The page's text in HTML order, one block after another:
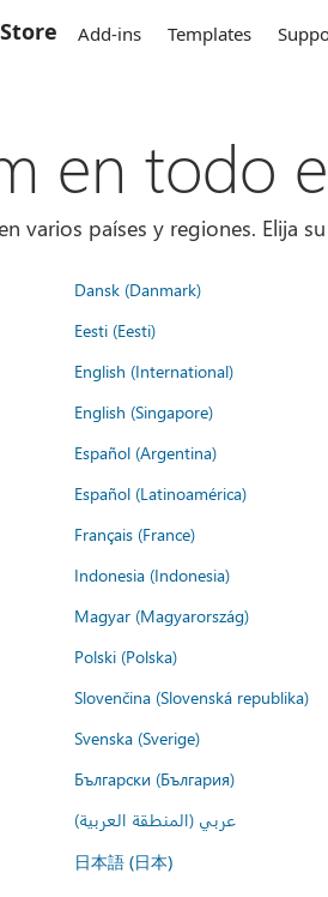
Add-ins Templates
en todo
varios países y regiones. Elija
Dansk (Danmark)
Eesti (Eesti)
English (International)
English (Singapore)
Español (Argentina)
Español (Latinoamérica)
Français (France)
Indonesia (Indonesia)
Magyar (Magyarország)
Polski (Polska)
Slovenčina (Slovenská republika)
Svenska (Sverige)
Български (България)
عربي (المنطقة العربية)
日本語 (日本)